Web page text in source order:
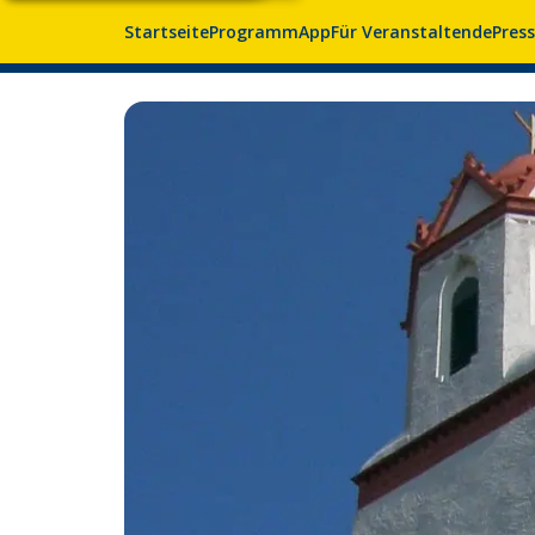
StartseiteProgrammAppFür Veranstaltende